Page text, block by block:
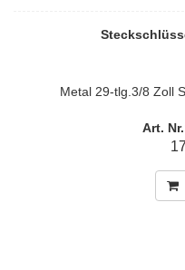
Metal 29-tlg.3/8 Zoll
Art.